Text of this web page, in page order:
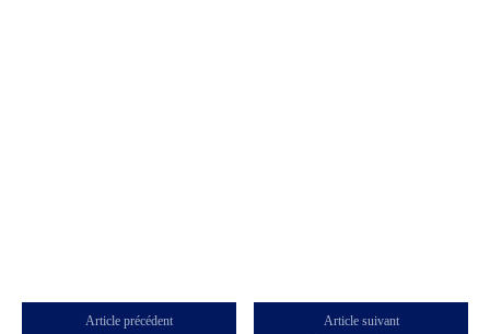
Article précédent Article suivant